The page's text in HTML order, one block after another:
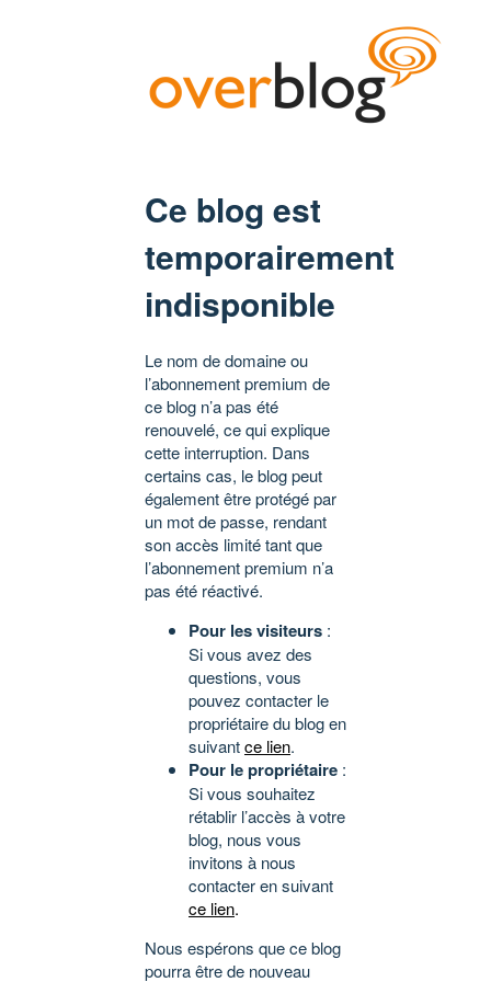
Ce blog est
temporairement
indisponible
Le nom de domaine ou
l’abonnement premium de
ce blog n’a pas été
renouvelé, ce qui explique
cette interruption. Dans
certains cas, le blog peut
également être protégé par
un mot de passe, rendant
son accès limité tant que
l’abonnement premium n’a
pas été réactivé.
Pour les visiteurs :
Si vous avez des
questions, vous
pouvez contacter le
propriétaire du blog en
suivantce lien.
Pour le propriétaire :
Si vous souhaitez
rétablir l’accès à votre
blog, nous vous
invitons à nous
contacter en suivant
ce lien.
Nous espérons que ce blog
pourra être de nouveau